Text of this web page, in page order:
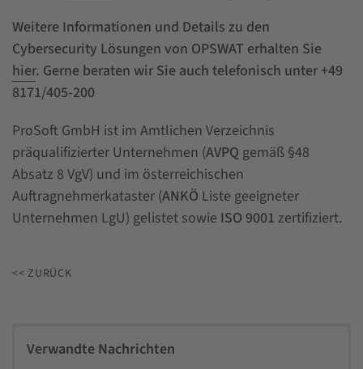
Weitere Informationen und Details zu den
Cybersecurity Lösungen von OPSWAT erhalten Sie
hier. Gerne beraten wir Sie auch telefonisch unter +49
8171/405-200
ProSoft GmbH ist im Amtlichen Verzeichnis
präqualifizierter Unternehmen (AVPQ gemäß §48
Absatz 8 VgV) und im österreichischen
Auftragnehmerkataster (ANKÖ Liste geeigneter
Unternehmen LgU) gelistet sowie ISO 9001 zertifiziert.
<< ZURÜCK
Verwandte Nachrichten